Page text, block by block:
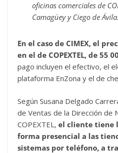
oficinas comerciales de
Camagüey y Ciego de Ávila.
En el caso de CIMEX, el
en el de COPEXTEL, de 55
pago incluyen el efectivo, el
plataforma EnZona y el de
Según Susana Delgado
de Ventas de la Dirección de
COPEXTEL, el cliente tiene
forma presencial a las
sistemas por teléfono, a